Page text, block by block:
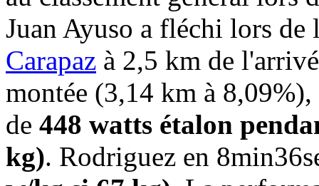
Juan Ayuso a fléchi lors
Carapaz à 2,5 km de
montée (3,14 km à
de 448 watts étalon
kg). Rodriguez en